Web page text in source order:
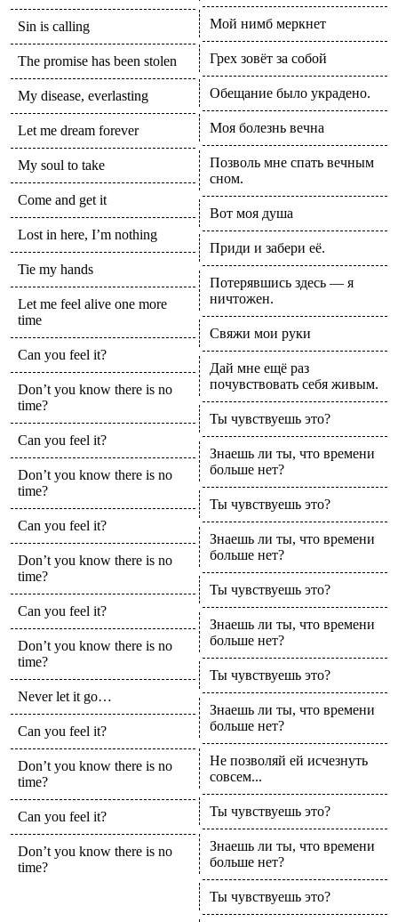
Sin is calling
The promise has been stolen
My disease, everlasting
Let me dream forever
My soul to take
Come and get it
Lost in here, I’m nothing
Tie my hands
Let me feel alive one more
time
Can you feel it?
Don’t you know there is no
time?
Can you feel it?
Don’t you know there is no
time?
Can you feel it?
Don’t you know there is no
time?
Can you feel it?
Don’t you know there is no
time?
Never let it go…
Can you feel it?
Don’t you know there is no
time?
Can you feel it?
Don’t you know there is no
time?
Мой нимб меркнет
Грех зовёт за собой
Обещание было украдено.
Моя болезнь вечна
Позволь мне спать вечным
сном.
Вот моя душа
Приди и забери её.
Потерявшись здесь — я
ничтожен.
Свяжи мои руки
Дай мне ещё раз
почувствовать себя живым.
Ты чувствуешь это?
Знаешь ли ты, что времени
больше нет?
Ты чувствуешь это?
Знаешь ли ты, что времени
больше нет?
Ты чувствуешь это?
Знаешь ли ты, что времени
больше нет?
Ты чувствуешь это?
Знаешь ли ты, что времени
больше нет?
Не позволяй ей исчезнуть
совсем...
Ты чувствуешь это?
Знаешь ли ты, что времени
больше нет?
Ты чувствуешь это?